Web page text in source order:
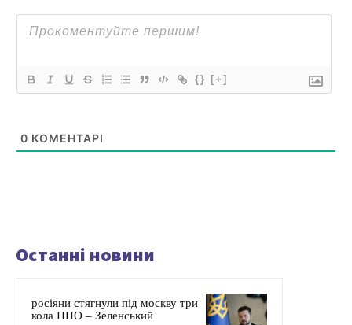
{} [+]
0 КОМЕНТАРІ
Останні новини
росіяни стягнули під москву три
кола ППО – Зеленський